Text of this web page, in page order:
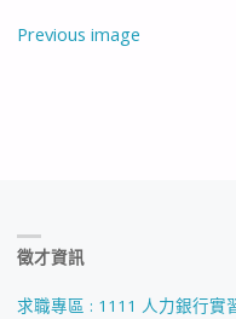
Previous image
徵才資訊
求職專區 : 1111 人力銀行實